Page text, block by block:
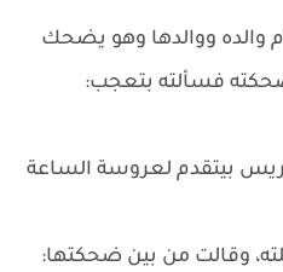
والده ووالدها وهو يضحك
فسألته بتعجب:
بيتقدم لعروسة الساعة
وقالت من بين ضحكتها: